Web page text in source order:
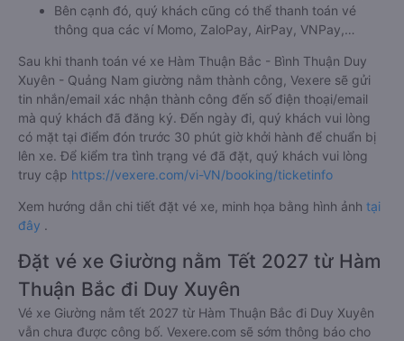
Bên cạnh đó, quý khách cũng có thể thanh toán vé
thông qua các ví Momo, ZaloPay, AirPay, VNPay,…
Sau khi thanh toán vé xe Hàm Thuận Bắc - Bình Thuận Duy
Xuyên - Quảng Nam giường nằm thành công, Vexere sẽ gửi
tin nhắn/email xác nhận thành công đến số điện thoại/email
mà quý khách đã đăng ký. Đến ngày đi, quý khách vui lòng
có mặt tại điểm đón trước 30 phút giờ khởi hành để chuẩn bị
lên xe. Để kiểm tra tình trạng vé đã đặt, quý khách vui lòng
truy cập https://vexere.com/vi-VN/booking/ticketinfo
Xem hướng dẫn chi tiết đặt vé xe, minh họa bằng hình ảnh tại
đây .
Đặt vé xe Giường nằm Tết 2027 từ Hàm
Thuận Bắc đi Duy Xuyên
Vé xe Giường nằm tết 2027 từ Hàm Thuận Bắc đi Duy Xuyên
vẫn chưa được công bố. Vexere.com sẽ sớm thông báo cho